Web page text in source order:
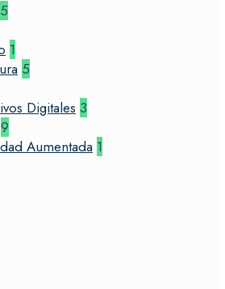
5
1
5
Digitales 3
9
Aumentada 1